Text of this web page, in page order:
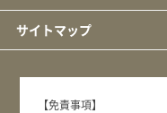
サイトマップ
【免責事項】